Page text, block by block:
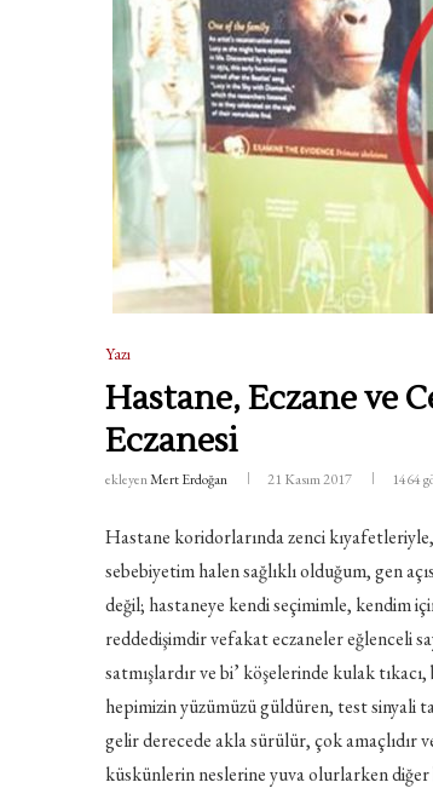
Yazı
Hastane, Eczane ve
Eczanesi
ekleyenMert Erdoğan 21 Kasım 2017 1464
Hastane koridorlarında zenci
sebebiyetim halen sağlıklı olduğum, gen
değil; hastaneye kendi seçimimle, kendim
reddedişimdir vefakat eczaneler eğlenceli
satmışlardır ve bi’ köşelerinde kulak
hepimizin yüzümüzü güldüren, test sinyali
gelir derecede akla sürülür, çok amaçlıdır
küskünlerin neslerine yuva olurlarken